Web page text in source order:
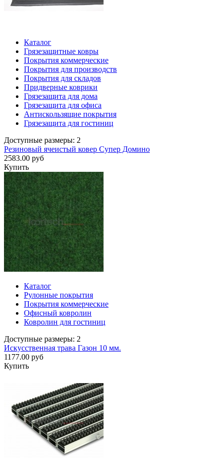
Каталог
Грязезащитные ковры
Покрытия коммерческие
Покрытия для производств
Покрытия для складов
Придверные коврики
Грязезащита для дома
Грязезащита для офиса
Антискользящие покрытия
Грязезащита для гостиниц
Доступные размеры: 2
Резиновый ячеистый ковер Супер Домино
2583.00 руб
Купить
Каталог
Рулонные покрытия
Покрытия коммерческие
Офисный ковролин
Ковролин для гостиниц
Доступные размеры: 2
Искусственная трава Газон 10 мм.
1177.00 руб
Купить